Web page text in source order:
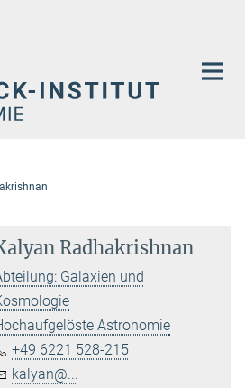
Radhakrishnan
Galaxien und
Astronomie
+49 6221 528-215
kalyan@...